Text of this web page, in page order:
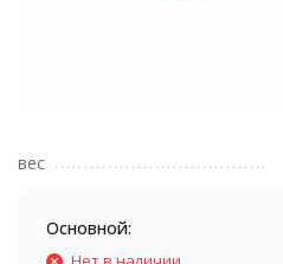
вес
Основной: